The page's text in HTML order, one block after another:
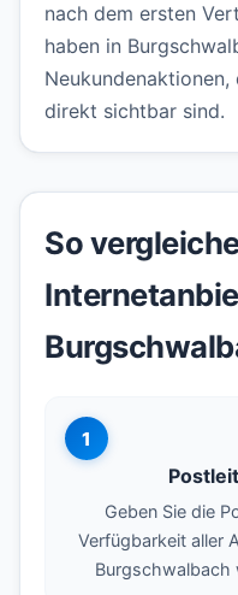
nach dem ersten
haben in
direkt sichtbar sind.
So
1
Geben Sie die
Verfügbarkeit aller